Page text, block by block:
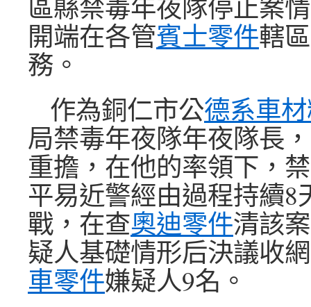
區縣禁毒年夜隊停止案
開端在各管賓士零件轄
務。
作為銅仁市公德系車
局禁毒年夜隊年夜隊長
重擔，在他的率領下，
平易近警經由過程持續8
戰，在查奧迪零件清該
疑人基礎情形后決議收
車零件嫌疑人9名。